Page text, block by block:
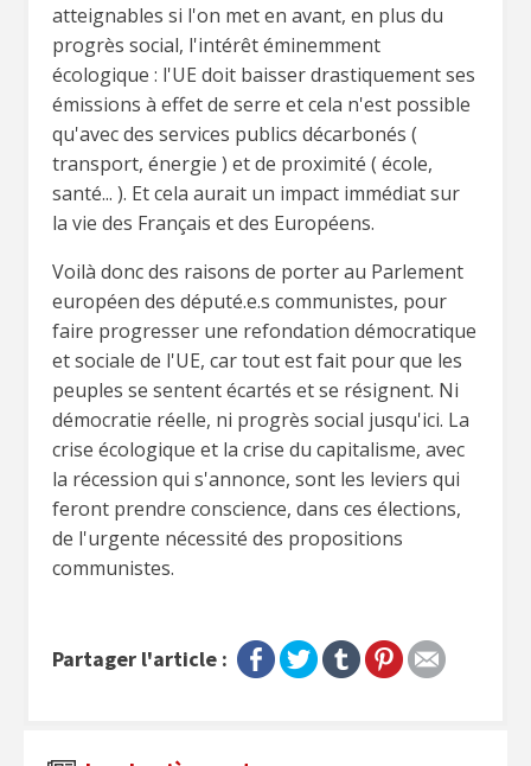
atteignables si l'on met en avant, en plus du
progrès social, l'intérêt éminemment
écologique : l'UE doit baisser drastiquement ses
émissions à effet de serre et cela n'est possible
qu'avec des services publics décarbonés (
transport, énergie ) et de proximité ( école,
santé... ). Et cela aurait un impact immédiat sur
la vie des Français et des Européens.
Voilà donc des raisons de porter au Parlement
européen des député.e.s communistes, pour
faire progresser une refondation démocratique
et sociale de l'UE, car tout est fait pour que les
peuples se sentent écartés et se résignent. Ni
démocratie réelle, ni progrès social jusqu'ici. La
crise écologique et la crise du capitalisme, avec
la récession qui s'annonce, sont les leviers qui
feront prendre conscience, dans ces élections,
de l'urgente nécessité des propositions
communistes.
Partager l'article :